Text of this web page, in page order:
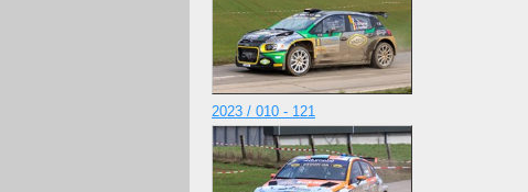
2023 / 010 - 121